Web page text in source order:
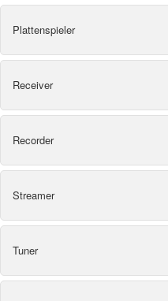
Plattenspieler
Receiver
Recorder
Streamer
Tuner